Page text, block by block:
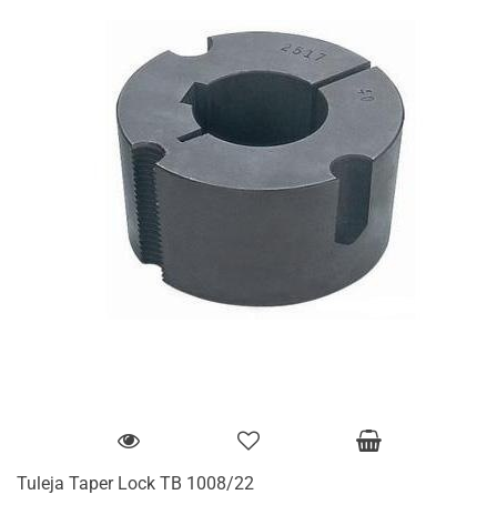
Tuleja Taper Lock TB 1008/22